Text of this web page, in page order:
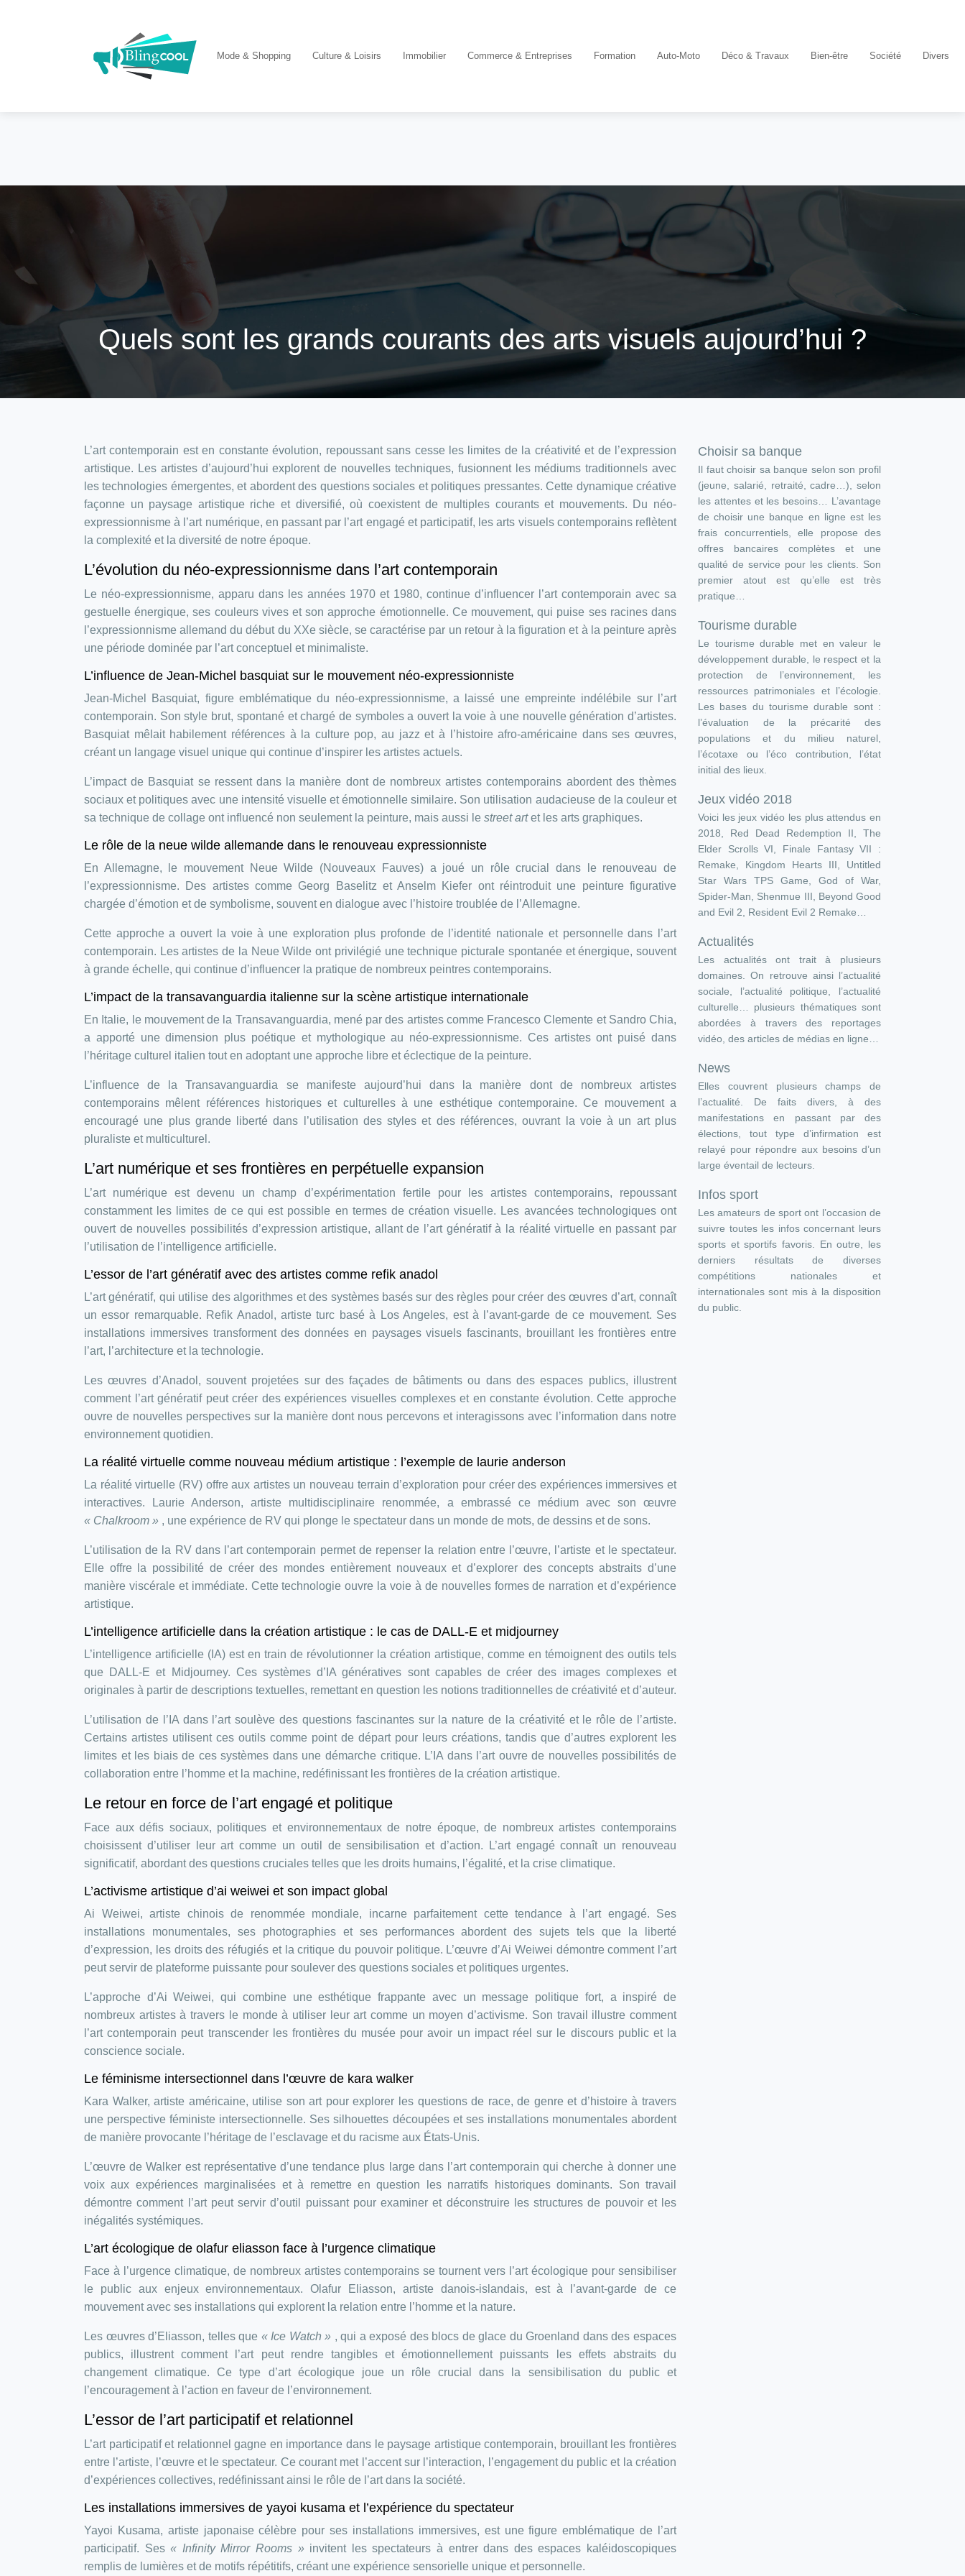
Mode & Shopping Culture & Loisirs Immobilier Commerce & Entreprises Formation Auto-Moto Déco & Travaux Bien-être Société Divers
Quels sont les grands courants des arts visuels aujourd’hui ?
L’art contemporain est en constante évolution, repoussant sans cesse les limites de la créativité et de l’expression
artistique. Les artistes d’aujourd’hui explorent de nouvelles techniques, fusionnent les médiums traditionnels avec
les technologies émergentes, et abordent des questions sociales et politiques pressantes. Cette dynamique créative
façonne un paysage artistique riche et diversifié, où coexistent de multiples courants et mouvements. Du néo-
expressionnisme à l’art numérique, en passant par l’art engagé et participatif, les arts visuels contemporains reflètent
la complexité et la diversité de notre époque.
L’évolution du néo-expressionnisme dans l’art contemporain
Le néo-expressionnisme, apparu dans les années 1970 et 1980, continue d’influencer l’art contemporain avec sa
gestuelle énergique, ses couleurs vives et son approche émotionnelle. Ce mouvement, qui puise ses racines dans
l’expressionnisme allemand du début du XXe siècle, se caractérise par un retour à la figuration et à la peinture après
une période dominée par l’art conceptuel et minimaliste.
L’influence de Jean-Michel basquiat sur le mouvement néo-expressionniste
Jean-Michel Basquiat, figure emblématique du néo-expressionnisme, a laissé une empreinte indélébile sur l’art
contemporain. Son style brut, spontané et chargé de symboles a ouvert la voie à une nouvelle génération d’artistes.
Basquiat mêlait habilement références à la culture pop, au jazz et à l’histoire afro-américaine dans ses œuvres,
créant un langage visuel unique qui continue d’inspirer les artistes actuels.
L’impact de Basquiat se ressent dans la manière dont de nombreux artistes contemporains abordent des thèmes
sociaux et politiques avec une intensité visuelle et émotionnelle similaire. Son utilisation audacieuse de la couleur et
sa technique de collage ont influencé non seulement la peinture, mais aussi le street artet les arts graphiques.
Le rôle de la neue wilde allemande dans le renouveau expressionniste
En Allemagne, le mouvement Neue Wilde (Nouveaux Fauves) a joué un rôle crucial dans le renouveau de
l’expressionnisme. Des artistes comme Georg Baselitz et Anselm Kiefer ont réintroduit une peinture figurative
chargée d’émotion et de symbolisme, souvent en dialogue avec l’histoire troublée de l’Allemagne.
Cette approche a ouvert la voie à une exploration plus profonde de l’identité nationale et personnelle dans l’art
contemporain. Les artistes de la Neue Wilde ont privilégié une technique picturale spontanée et énergique, souvent
à grande échelle, qui continue d’influencer la pratique de nombreux peintres contemporains.
L’impact de la transavanguardia italienne sur la scène artistique internationale
En Italie, le mouvement de la Transavanguardia, mené par des artistes comme Francesco Clemente et Sandro Chia,
a apporté une dimension plus poétique et mythologique au néo-expressionnisme. Ces artistes ont puisé dans
l’héritage culturel italien tout en adoptant une approche libre et éclectique de la peinture.
L’influence de la Transavanguardia se manifeste aujourd’hui dans la manière dont de nombreux artistes
contemporains mêlent références historiques et culturelles à une esthétique contemporaine. Ce mouvement a
encouragé une plus grande liberté dans l’utilisation des styles et des références, ouvrant la voie à un art plus
pluraliste et multiculturel.
L’art numérique et ses frontières en perpétuelle expansion
L’art numérique est devenu un champ d’expérimentation fertile pour les artistes contemporains, repoussant
constamment les limites de ce qui est possible en termes de création visuelle. Les avancées technologiques ont
ouvert de nouvelles possibilités d’expression artistique, allant de l’art génératif à la réalité virtuelle en passant par
l’utilisation de l’intelligence artificielle.
L’essor de l’art génératif avec des artistes comme refik anadol
L’art génératif, qui utilise des algorithmes et des systèmes basés sur des règles pour créer des œuvres d’art, connaît
un essor remarquable. Refik Anadol, artiste turc basé à Los Angeles, est à l’avant-garde de ce mouvement. Ses
installations immersives transforment des données en paysages visuels fascinants, brouillant les frontières entre
l’art, l’architecture et la technologie.
Les œuvres d’Anadol, souvent projetées sur des façades de bâtiments ou dans des espaces publics, illustrent
comment l’art génératif peut créer des expériences visuelles complexes et en constante évolution. Cette approche
ouvre de nouvelles perspectives sur la manière dont nous percevons et interagissons avec l’information dans notre
environnement quotidien.
La réalité virtuelle comme nouveau médium artistique : l’exemple de laurie anderson
La réalité virtuelle (RV) offre aux artistes un nouveau terrain d’exploration pour créer des expériences immersives et
interactives. Laurie Anderson, artiste multidisciplinaire renommée, a embrassé ce médium avec son œuvre
« Chalkroom » , une expérience de RV qui plonge le spectateur dans un monde de mots, de dessins et de sons.
L’utilisation de la RV dans l’art contemporain permet de repenser la relation entre l’œuvre, l’artiste et le spectateur.
Elle offre la possibilité de créer des mondes entièrement nouveaux et d’explorer des concepts abstraits d’une
manière viscérale et immédiate. Cette technologie ouvre la voie à de nouvelles formes de narration et d’expérience
artistique.
L’intelligence artificielle dans la création artistique : le cas de DALL-E et midjourney
L’intelligence artificielle (IA) est en train de révolutionner la création artistique, comme en témoignent des outils tels
que DALL-E et Midjourney. Ces systèmes d’IA génératives sont capables de créer des images complexes et
originales à partir de descriptions textuelles, remettant en question les notions traditionnelles de créativité et d’auteur.
L’utilisation de l’IA dans l’art soulève des questions fascinantes sur la nature de la créativité et le rôle de l’artiste.
Certains artistes utilisent ces outils comme point de départ pour leurs créations, tandis que d’autres explorent les
limites et les biais de ces systèmes dans une démarche critique. L’IA dans l’art ouvre de nouvelles possibilités de
collaboration entre l’homme et la machine, redéfinissant les frontières de la création artistique.
Le retour en force de l’art engagé et politique
Face aux défis sociaux, politiques et environnementaux de notre époque, de nombreux artistes contemporains
choisissent d’utiliser leur art comme un outil de sensibilisation et d’action. L’art engagé connaît un renouveau
significatif, abordant des questions cruciales telles que les droits humains, l’égalité, et la crise climatique.
L’activisme artistique d’ai weiwei et son impact global
Ai Weiwei, artiste chinois de renommée mondiale, incarne parfaitement cette tendance à l’art engagé. Ses
installations monumentales, ses photographies et ses performances abordent des sujets tels que la liberté
d’expression, les droits des réfugiés et la critique du pouvoir politique. L’œuvre d’Ai Weiwei démontre comment l’art
peut servir de plateforme puissante pour soulever des questions sociales et politiques urgentes.
L’approche d’Ai Weiwei, qui combine une esthétique frappante avec un message politique fort, a inspiré de
nombreux artistes à travers le monde à utiliser leur art comme un moyen d’activisme. Son travail illustre comment
l’art contemporain peut transcender les frontières du musée pour avoir un impact réel sur le discours public et la
conscience sociale.
Le féminisme intersectionnel dans l’œuvre de kara walker
Kara Walker, artiste américaine, utilise son art pour explorer les questions de race, de genre et d’histoire à travers
une perspective féministe intersectionnelle. Ses silhouettes découpées et ses installations monumentales abordent
de manière provocante l’héritage de l’esclavage et du racisme aux États-Unis.
L’œuvre de Walker est représentative d’une tendance plus large dans l’art contemporain qui cherche à donner une
voix aux expériences marginalisées et à remettre en question les narratifs historiques dominants. Son travail
démontre comment l’art peut servir d’outil puissant pour examiner et déconstruire les structures de pouvoir et les
inégalités systémiques.
L’art écologique de olafur eliasson face à l’urgence climatique
Face à l’urgence climatique, de nombreux artistes contemporains se tournent vers l’art écologique pour sensibiliser
le public aux enjeux environnementaux. Olafur Eliasson, artiste danois-islandais, est à l’avant-garde de ce
mouvement avec ses installations qui explorent la relation entre l’homme et la nature.
Les œuvres d’Eliasson, telles que « Ice Watch » , qui a exposé des blocs de glace du Groenland dans des espaces
publics, illustrent comment l’art peut rendre tangibles et émotionnellement puissants les effets abstraits du
changement climatique. Ce type d’art écologique joue un rôle crucial dans la sensibilisation du public et
l’encouragement à l’action en faveur de l’environnement.
L’essor de l’art participatif et relationnel
L’art participatif et relationnel gagne en importance dans le paysage artistique contemporain, brouillant les frontières
entre l’artiste, l’œuvre et le spectateur. Ce courant met l’accent sur l’interaction, l’engagement du public et la création
d’expériences collectives, redéfinissant ainsi le rôle de l’art dans la société.
Les installations immersives de yayoi kusama et l’expérience du spectateur
Yayoi Kusama, artiste japonaise célèbre pour ses installations immersives, est une figure emblématique de l’art
participatif. Ses« Infinity Mirror Rooms » invitent les spectateurs à entrer dans des espaces kaléidoscopiques
remplis de lumières et de motifs répétitifs, créant une expérience sensorielle unique et personnelle.
Choisir sa banque
Il faut choisir sa banque selon son profil
(jeune, salarié, retraité, cadre…), selon
les attentes et les besoins… L’avantage
de choisir une banque en ligne est les
frais concurrentiels, elle propose des
offres bancaires complètes et une
qualité de service pour les clients. Son
premier atout est qu’elle est très
pratique…
Tourisme durable
Le tourisme durable met en valeur le
développement durable, le respect et la
protection de l’environnement, les
ressources patrimoniales et l’écologie.
Les bases du tourisme durable sont :
l’évaluation de la précarité des
populations et du milieu naturel,
l’écotaxe ou l’éco contribution, l’état
initial des lieux.
Jeux vidéo 2018
Voici les jeux vidéo les plus attendus en
2018, Red Dead Redemption II, The
Elder Scrolls VI, Finale Fantasy VII :
Remake, Kingdom Hearts III, Untitled
Star Wars TPS Game, God of War,
Spider-Man, Shenmue III, Beyond Good
and Evil 2, Resident Evil 2 Remake…
Actualités
Les actualités ont trait à plusieurs
domaines. On retrouve ainsi l’actualité
sociale, l’actualité politique, l’actualité
culturelle… plusieurs thématiques sont
abordées à travers des reportages
vidéo, des articles de médias en ligne…
News
Elles couvrent plusieurs champs de
l’actualité. De faits divers, à des
manifestations en passant par des
élections, tout type d’infirmation est
relayé pour répondre aux besoins d’un
large éventail de lecteurs.
Infos sport
Les amateurs de sport ont l’occasion de
suivre toutes les infos concernant leurs
sports et sportifs favoris. En outre, les
derniers résultats de diverses
compétitions nationales et
internationales sont mis à la disposition
du public.